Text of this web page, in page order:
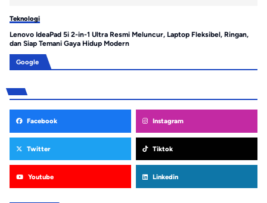
Teknologi
Lenovo IdeaPad 5i 2-in-1 Ultra Resmi Meluncur, Laptop Fleksibel, Ringan,
dan Siap Temani Gaya Hidup Modern
Google
Facebook Instagram
Twitter Tiktok
Youtube Linkedin